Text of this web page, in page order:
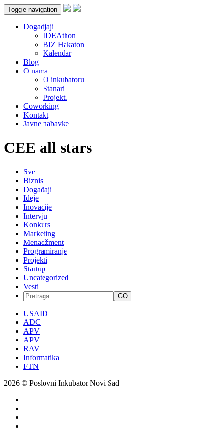
Toggle navigation
Dogadjaji
IDEAthon
BIZ Hakaton
Kalendar
Blog
O nama
O inkubatoru
Stanari
Projekti
Coworking
Kontakt
Javne nabavke
CEE all stars
Sve
Biznis
Događaji
Ideje
Inovacije
Intervju
Konkurs
Marketing
Menadžment
Programiranje
Projekti
Startup
Uncategorized
Vesti
GO
USAID
ADC
APV
APV
RAV
Informatika
FTN
2026 © Poslovni Inkubator Novi Sad